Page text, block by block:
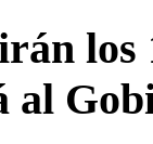
los
al